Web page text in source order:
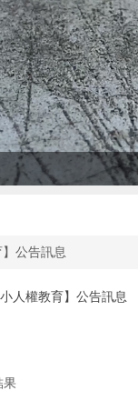
】公告訊息
小人權教育】公告訊息
果